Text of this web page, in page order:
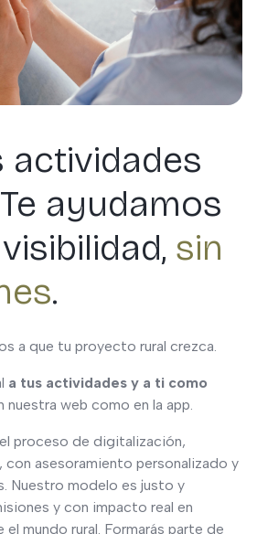
actividades
ayudamos
sin
.
a que tu proyecto rural crezca.
a tus actividades y a ti como
nuestra web como en la app.
proceso de digitalización,
asesoramiento personalizado y
Nuestro modelo es justo y
y con impacto real en
el mundo rural. Formarás parte de